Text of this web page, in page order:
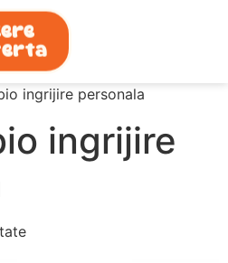
ingrijire personala
ingrijire